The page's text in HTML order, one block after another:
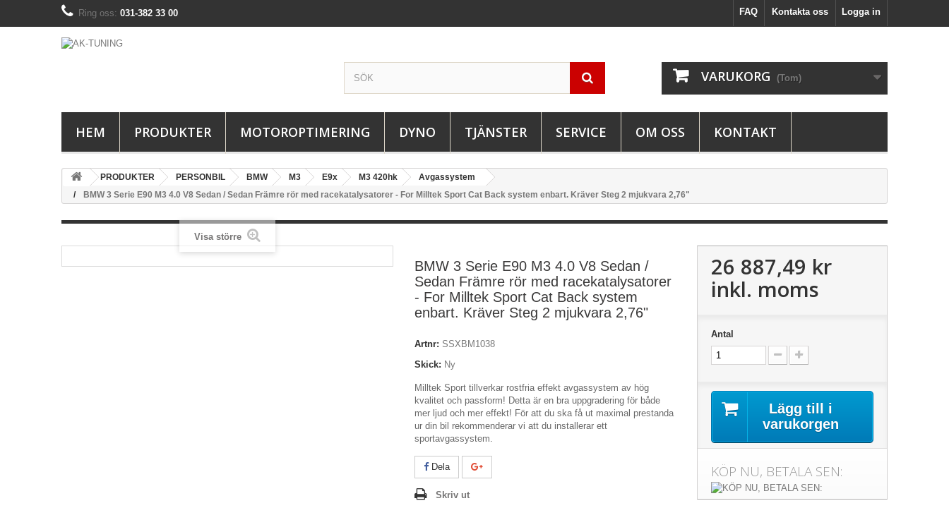
Logga in
Kontakta oss
FAQ
Ring oss: 031-382 33 00
VARUKORG (Tom)
HEM PRODUKTER MOTOROPTIMERING DYNO TJÄNSTER SERVICE OM OSS KONTAKT
PRODUKTER PERSONBIL BMW M3 E9x M3 420hk
Avgassystem
BMW 3 Serie E90 M3 4.0 V8 Sedan / Sedan Främre rör med racekatalysatorer - For Milltek Sport Cat Back system enbart. Kräver Steg 2 mjukvara 2,76"
Visa större
BMW 3 Serie E90 M3 4.0 V8 Sedan /
Sedan Främre rör med racekatalysatorer
- For Milltek Sport Cat Back system
enbart. Kräver Steg 2 mjukvara 2,76"
Artnr: SSXBM1038
Skick: Ny
Milltek Sport tillverkar rostfria effekt avgassystem av hög
kvalitet och passform! Detta är en bra uppgradering för både
mer ljud och mer effekt! För att du ska få ut maximal prestanda
ur din bil rekommenderar vi att du installerar ett
sportavgassystem.
Dela
Skriv ut
26 887,49 kr
inkl. moms
Antal
Lägg till i
varukorgen
KÖP NU, BETALA SEN: